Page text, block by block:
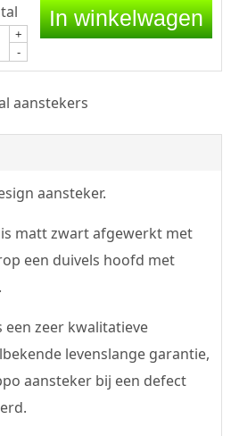
+
-
In winkelwagen
aanstekers
aansteker.
matt zwart afgewerkt met
een duivels hoofd met
een zeer kwalitatieve
levenslange garantie,
aansteker bij een defect